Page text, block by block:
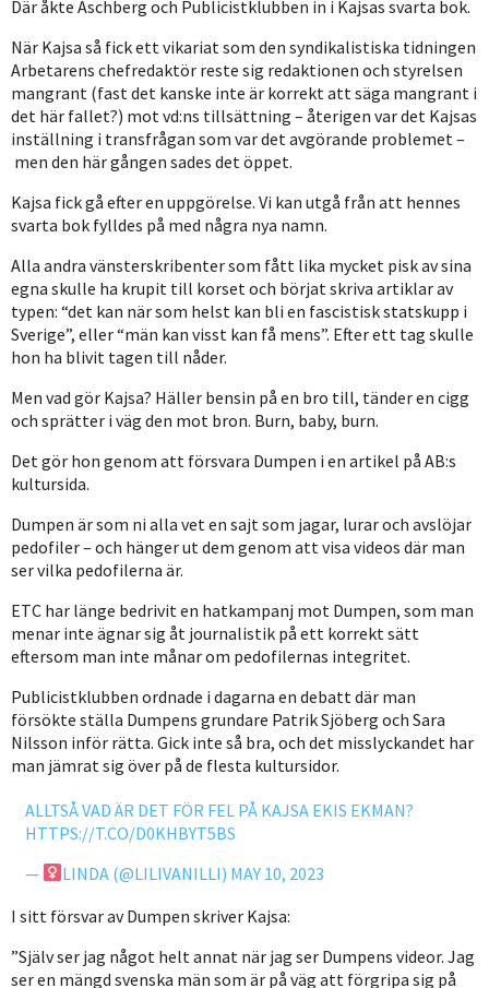
Där åkte Aschberg och Publicistklubben in i Kajsas svarta bok.
När Kajsa så fick ett vikariat som den syndikalistiska tidningen
Arbetarens chefredaktör reste sig redaktionen och styrelsen
mangrant (fast det kanske inte är korrekt att säga mangrant i
det här fallet?) mot vd:ns tillsättning – återigen var det Kajsas
inställning i transfrågan som var det avgörande problemet –
men den här gången sades det öppet.
Kajsa fick gå efter en uppgörelse. Vi kan utgå från att hennes
svarta bok fylldes på med några nya namn.
Alla andra vänsterskribenter som fått lika mycket pisk av sina
egna skulle ha krupit till korset och börjat skriva artiklar av
typen: “det kan när som helst kan bli en fascistisk statskupp i
Sverige”, eller “män kan visst kan få mens”. Efter ett tag skulle
hon ha blivit tagen till nåder.
Men vad gör Kajsa? Häller bensin på en bro till, tänder en cigg
och sprätter i väg den mot bron. Burn, baby, burn.
Det gör hon genom att försvara Dumpen i en artikel på AB:s
kultursida.
Dumpen är som ni alla vet en sajt som jagar, lurar och avslöjar
pedofiler – och hänger ut dem genom att visa videos där man
ser vilka pedofilerna är.
ETC har länge bedrivit en hatkampanj mot Dumpen, som man
menar inte ägnar sig åt journalistik på ett korrekt sätt
eftersom man inte månar om pedofilernas integritet.
Publicistklubben ordnade i dagarna en debatt där man
försökte ställa Dumpens grundare Patrik Sjöberg och Sara
Nilsson inför rätta. Gick inte så bra, och det misslyckandet har
man jämrat sig över på de flesta kultursidor.
ALLTSÅ VAD ÄR DET FÖR FEL PÅ KAJSA EKIS EKMAN?
HTTPS://T.CO/D0KHBYT5BS
—
LINDA (@LILIVANILLI) MAY 10, 2023
I sitt försvar av Dumpen skriver Kajsa:
”Själv ser jag något helt annat när jag ser Dumpens videor. Jag
ser en mängd svenska män som är på väg att förgripa sig på